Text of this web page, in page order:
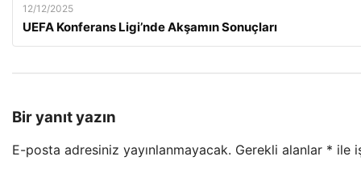
12/12/2025
UEFA Konferans Ligi’nde Akşamın Sonuçları
Bir yanıt yazın
E-posta adresiniz yayınlanmayacak. Gerekli alanlar * ile